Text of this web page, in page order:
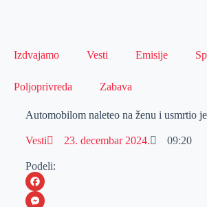
Izdvajamo Vesti Emisije
Poljoprivreda Zabava
Automobilom naleteo na ženu i usmrtio je
Vesti 23. decembar 2024. 09:20
Podeli:
F